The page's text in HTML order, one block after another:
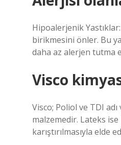
Hipoalerjenik
birikmesini önler. Bu
daha az alerjen tutma
Visco
Visco; Poliol ve TDI
malzemedir. Lateks
karıştırılmasıyla elde